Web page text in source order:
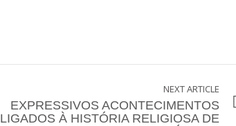
NEXT ARTICLE
EXPRESSIVOS ACONTECIMENTOS
LIGADOS À HISTÓRIA RELIGIOSA DE